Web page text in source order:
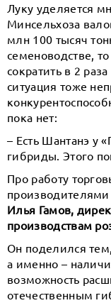
Луку уделяется
Минсельхоза
млн 100 тысяч
семеноводстве,
сократить в 2
ситуация тоже
пока нет:
– Есть Шантанэ у
гибриды. Этого
Про работу
Илья Гамов,
производствам
Он поделился
а именно –
возможность
отечественным